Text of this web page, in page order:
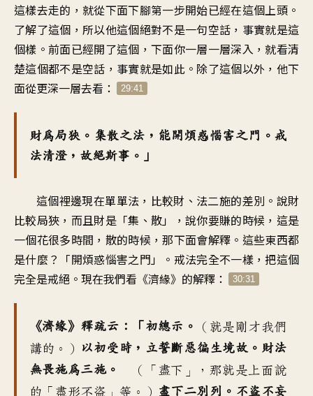
這樣去走的，就從下面下腳第一步開始已經在這個上頭。
了解了這個，所以他這個絕對不是一句空話，事實就是這
個樣。前面已經開了這個，下面你一層一層深入，就看清
楚這個都不是空話，事實就是如此。除了這個以外，他下
面從更深一層去看：
29:41
財為局狹。集散之法，能開煩惑惱害之門。戒
法清澄，故絕斯事。」
這個裡邊現在單單法，比較財、法二施的差別。說財
比較局狹，而且財是「集、散」，說你要賺的時候，這是
一個花很多時間，散的時候，那下面會解釋。這些東西都
是什麼？「開煩惑惱害之門」。戒法完全不一樣，把這個
完全是戒絕。現在我們看《濟緣》的解釋：
30:31
《濟緣》釋疏云：「初總示。
（就是剛才我們
講的。）
以初受時，立誓斷惡徧生境故。財法
無畏施為三施。
（「盡下」，那就是上面說
的「盡形不盜」等。）
盡下二別列。不盜不妄